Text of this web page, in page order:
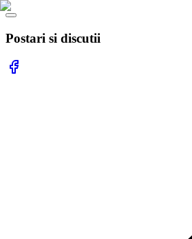
Postari si discutii